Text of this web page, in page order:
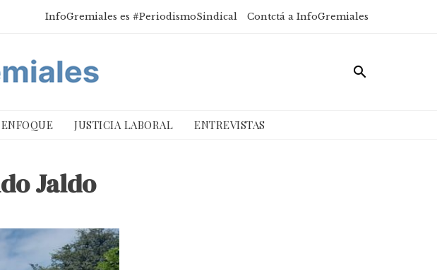
InfoGremiales es #PeriodismoSindical Contctá a InfoGremiales
ENFOQUE JUSTICIA LABORAL ENTREVISTAS
Jaldo